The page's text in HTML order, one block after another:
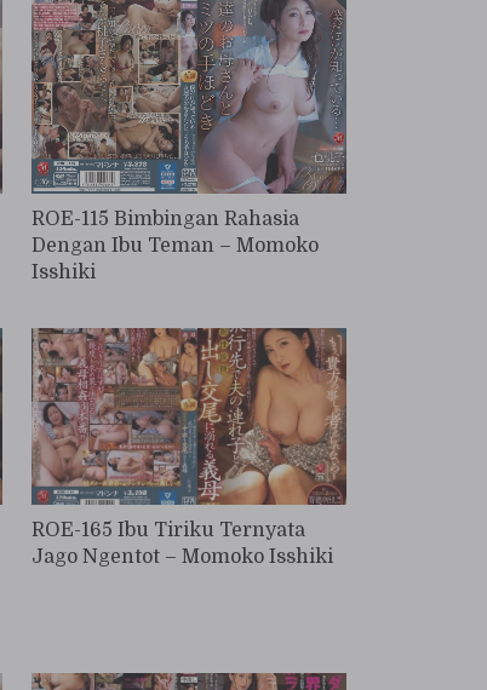
ROE-115 Bimbingan Rahasia
Dengan Ibu Teman – Momoko
Isshiki
ROE-165 Ibu Tiriku Ternyata
Jago Ngentot – Momoko Isshiki